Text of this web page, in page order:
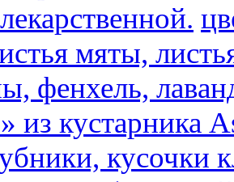
мяты,
фенхель,
из кустарника
кусочки